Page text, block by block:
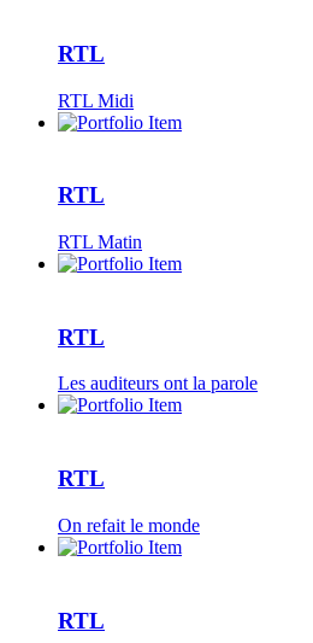
RTL
RTL Midi
RTL
RTL Matin
RTL
Les auditeurs ont la parole
RTL
On refait le monde
RTL